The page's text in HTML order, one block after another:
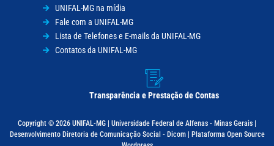
UNIFAL-MG na mídia
Fale com a UNIFAL-MG
Lista de Telefones e E-mails da UNIFAL-MG
Contatos da UNIFAL-MG
Transparência e Prestação de Contas
Copyright © 2026 UNIFAL-MG | Universidade Federal de Alfenas - Minas Gerais |
Desenvolvimento Diretoria de Comunicação Social - Dicom | Plataforma Open Source